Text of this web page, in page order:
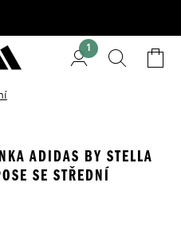
1
ADIDAS BY STELLA
SE STŘEDNÍ